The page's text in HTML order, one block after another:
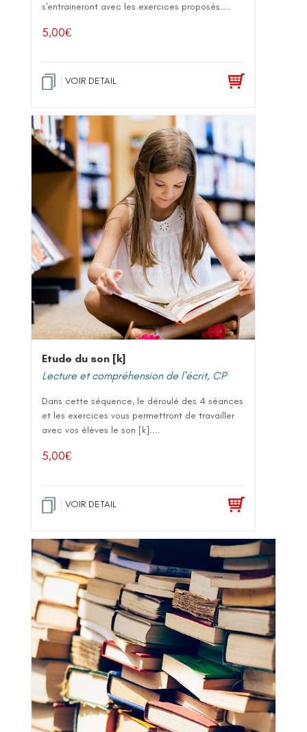
s'entraineront avec les exercices proposés....
5,00€
VOIR DETAIL
Etude du son [k]
Lecture et compréhension de l'écrit, CP
Dans cette séquence, le déroulé des 4 séances
et les exercices vous permettront de travailler
avec vos élèves le son [k]....
5,00€
VOIR DETAIL